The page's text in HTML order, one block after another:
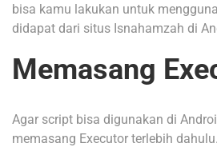
bisa kamu lakukan untuk
didapat dari situs Isnahamzah di
Memasang
Agar script bisa digunakan di
memasang Executor terlebih